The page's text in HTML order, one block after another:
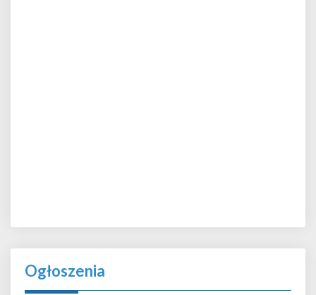
Ogłoszenia